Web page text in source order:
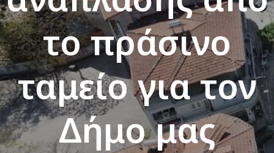
το πράσινο
ταμείο για τον
Δήμο μας